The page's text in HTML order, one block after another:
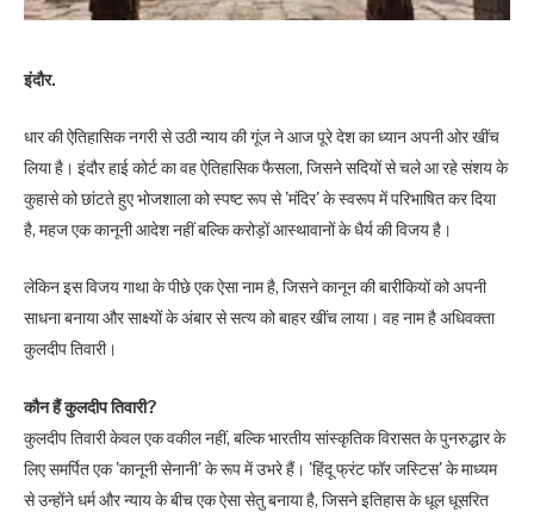
इंदौर.
धार की ऐतिहासिक नगरी से उठी न्याय की गूंज ने आज पूरे देश का ध्यान अपनी ओर खींच
लिया है। इंदौर हाई कोर्ट का वह ऐतिहासिक फैसला, जिसने सदियों से चले आ रहे संशय के
कुहासे को छांटते हुए भोजशाला को स्पष्ट रूप से 'मंदिर' के स्वरूप में परिभाषित कर दिया
है, महज एक कानूनी आदेश नहीं बल्कि करोड़ों आस्थावानों के धैर्य की विजय है।
लेकिन इस विजय गाथा के पीछे एक ऐसा नाम है, जिसने कानून की बारीकियों को अपनी
साधना बनाया और साक्ष्यों के अंबार से सत्य को बाहर खींच लाया। वह नाम है अधिवक्ता
कुलदीप तिवारी।
कौन हैं कुलदीप तिवारी?
कुलदीप तिवारी केवल एक वकील नहीं, बल्कि भारतीय सांस्कृतिक विरासत के पुनरुद्धार के
लिए समर्पित एक 'कानूनी सेनानी' के रूप में उभरे हैं। 'हिंदू फ्रंट फॉर जस्टिस' के माध्यम
से उन्होंने धर्म और न्याय के बीच एक ऐसा सेतु बनाया है, जिसने इतिहास के धूल धूसरित